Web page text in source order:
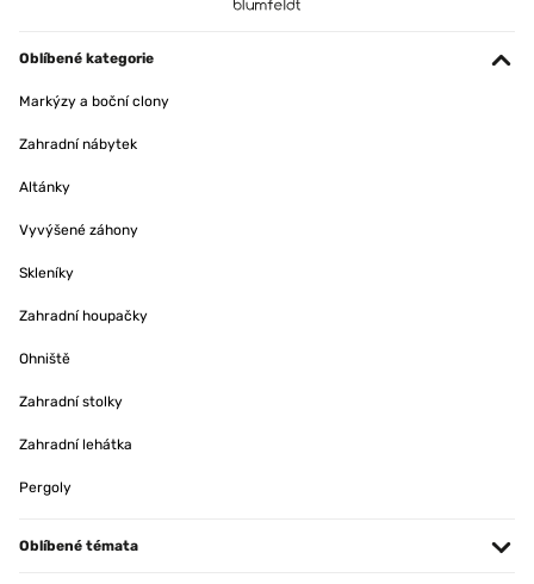
Oblíbené kategorie
Markýzy a boční clony
Zahradní nábytek
Altánky
Vyvýšené záhony
Skleníky
Zahradní houpačky
Ohniště
Zahradní stolky
Zahradní lehátka
Pergoly
Oblíbené témata